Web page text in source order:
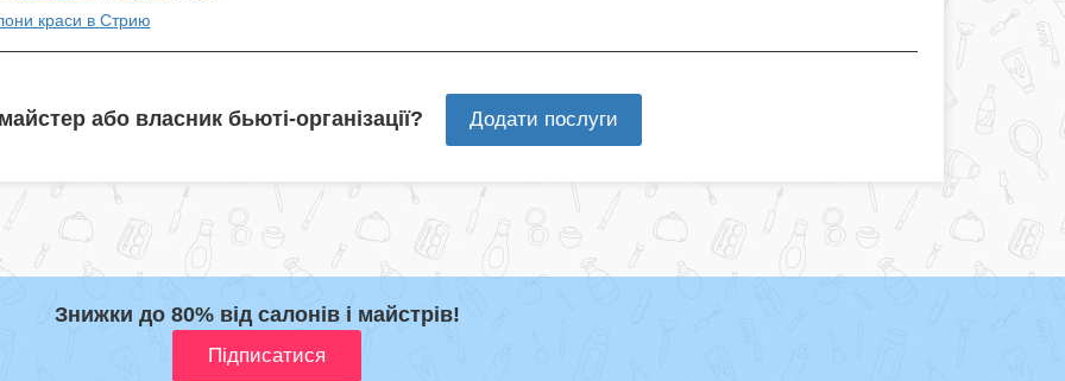
краси в Стрию
або власник бьюті-організації? Додати послуги
Знижки до 80% від салонів і майстрів!